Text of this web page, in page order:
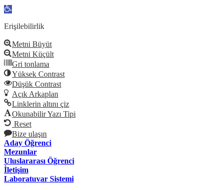
Open
Erişilebilirlik
Metni Büyüt
Metni Küçült
Gri tonlama
Yüksek Contrast
Düşük Contrast
Açık Arkaplan
Linklerin altını çiz
Okunabilir Yazı Tipi
Reset
Bize ulaşın
Aday Öğrenci
Mezunlar
Uluslararası Öğrenci
İletişim
Laboratuvar Sistemi